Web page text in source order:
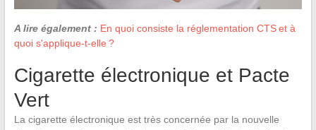
A lire également : En quoi consiste la réglementation CTS et à
quoi s'applique-t-elle ?
Cigarette électronique et Pacte
Vert
La cigarette électronique est très concernée par la nouvelle